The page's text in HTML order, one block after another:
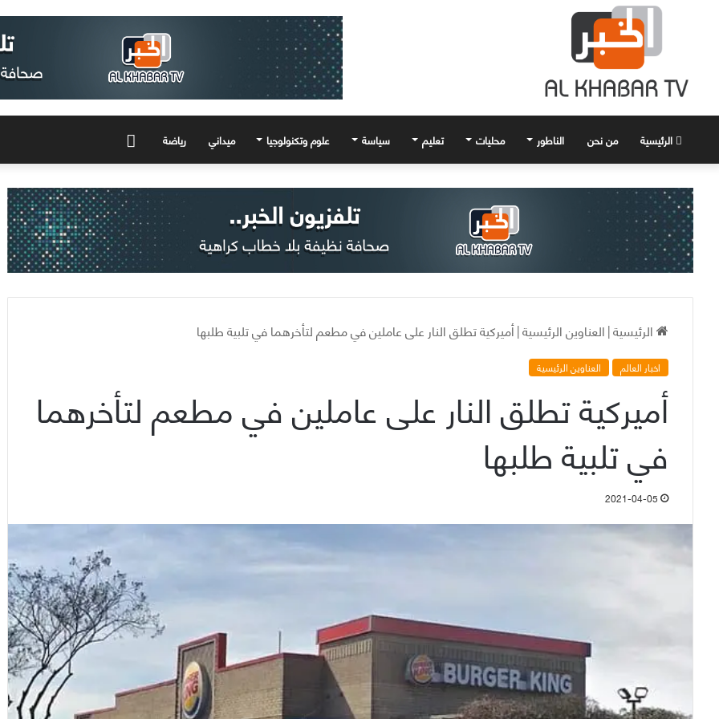
الرئيسية من نحن الناطور محليات تعليم سياسة علوم وتكنولوجيا ميداني رياضة
الرئيسية|العناوين الرئيسية|أميركية تطلق النار على عاملين في مطعم لتأخرهما في تلبية طلبها
اخبار العالم العناوين الرئيسية
أميركية تطلق النار على عاملين في مطعم لتأخرهما
في تلبية طلبها
2021-04-05